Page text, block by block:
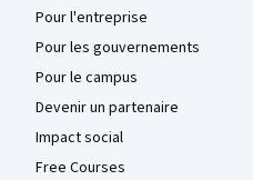
Pour l'entreprise
Pour les gouvernements
Pour le campus
Devenir un partenaire
Impact social
Free Courses